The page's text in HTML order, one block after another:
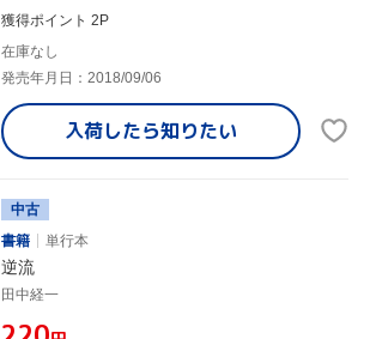
獲得ポイント 2P
在庫なし
発売年月日：2018/09/06
入荷したら知りたい
中古
書籍
単行本
逆流
田中経一